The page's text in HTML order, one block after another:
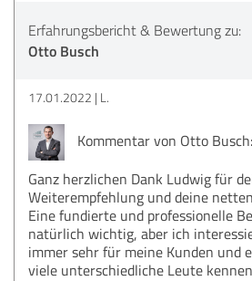
Erfahrungsbericht & Bewertung zu:
Otto Busch
17.01.2022 L.
Kommentar von Otto Busch:
Ganz herzlichen Dank Ludwig für
Weiterempfehlung und deine
Eine fundierte und professionelle
natürlich wichtig, aber ich
immer sehr für meine Kunden und
viele unterschiedliche Leute